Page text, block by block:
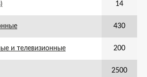
14
430
и телевизионные 200
2500